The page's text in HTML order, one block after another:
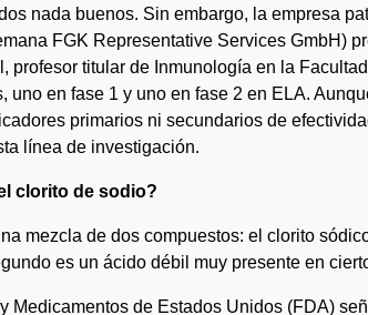
nada buenos. Sin embargo, la empresa
FGK Representative Services GmbH)
profesor titular de Inmunología en la
en fase 1 y uno en fase 2 en ELA.
primarios ni secundarios de
línea de investigación.
clorito de sodio?
mezcla de dos compuestos: el clorito
es un ácido débil muy presente en
Medicamentos de Estados Unidos (FDA)